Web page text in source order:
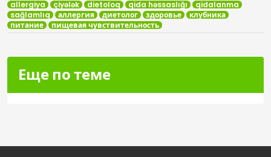
allergiya çiyələk dietoloq qida həssaslığı
qidalanma
sağlamlıq
аллергия диетолог здоровье
клубника
питание
пищевая чувствительность
Еще по теме